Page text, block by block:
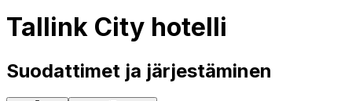
Tallink City hotelli
Suodattimet ja järjestäminen